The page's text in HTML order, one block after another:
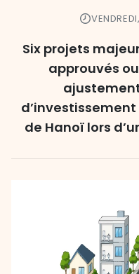
Six projets
approuvés
de Hanoï lors